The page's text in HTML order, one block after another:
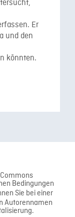
Er
und den
könnten.
Bedingungen
Sie bei einer
Autorennamen